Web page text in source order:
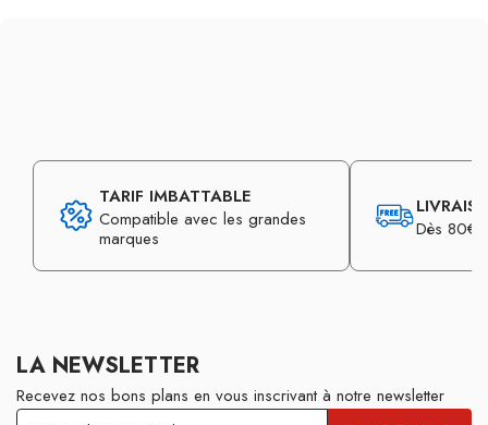
TARIF IMBATTABLE
Compatible avec les grandes
marques
Dès 80€
LA NEWSLETTER
Recevez nos bons plans en vous inscrivant à notre newsletter